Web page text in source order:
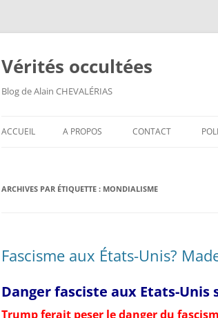
Aller
contenu
Vérités occultées
Blog de Alain CHEVALÉRIAS
ACCUEIL A PROPOS CONTACT
ARCHIVES PAR ÉTIQUETTE : MONDIALISME
Fascisme aux États-Unis?
Danger fasciste aux Etats-
Trump ferait peser le danger du